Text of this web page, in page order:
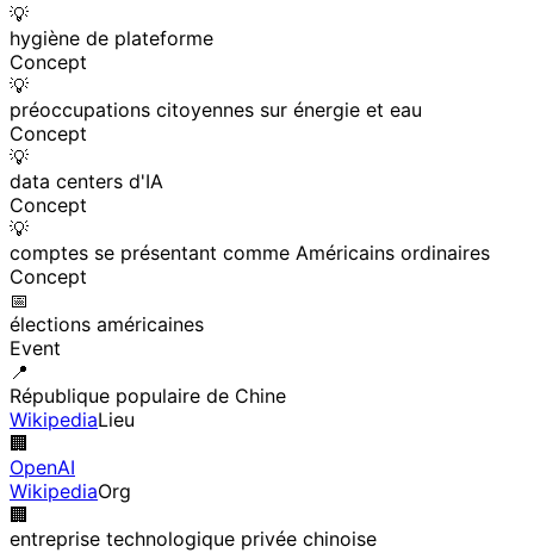
💡
hygiène de plateforme
Concept
💡
préoccupations citoyennes sur énergie et eau
Concept
💡
data centers d'IA
Concept
💡
comptes se présentant comme Américains ordinaires
Concept
📅
élections américaines
Event
📍
République populaire de Chine
WikipediaLieu
🏢
OpenAI
WikipediaOrg
🏢
entreprise technologique privée chinoise